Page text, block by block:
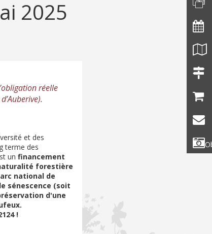
2025
réelle
et des
terme des
unfinancement
forestière
national de
sénescence (soit
d'une
!